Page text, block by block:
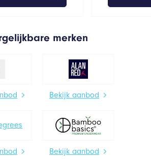
merken
Bekijk aanbod
Bekijk aanbod